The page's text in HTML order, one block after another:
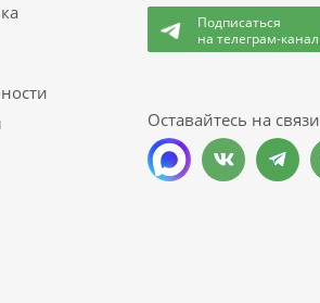
Подписаться
на телеграм-канал
Оставайтесь на связи